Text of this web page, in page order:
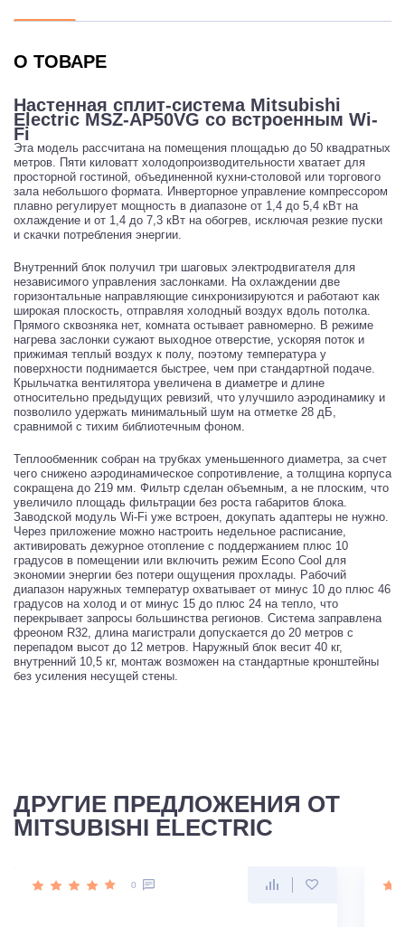
О ТОВАРЕ
Настенная сплит-система Mitsubishi
Electric MSZ-AP50VG со встроенным Wi-
Fi
Эта модель рассчитана на помещения площадью до 50 квадратных
метров. Пяти киловатт холодопроизводительности хватает для
просторной гостиной, объединенной кухни-столовой или торгового
зала небольшого формата. Инверторное управление компрессором
плавно регулирует мощность в диапазоне от 1,4 до 5,4 кВт на
охлаждение и от 1,4 до 7,3 кВт на обогрев, исключая резкие пуски
и скачки потребления энергии.
Внутренний блок получил три шаговых электродвигателя для
независимого управления заслонками. На охлаждении две
горизонтальные направляющие синхронизируются и работают как
широкая плоскость, отправляя холодный воздух вдоль потолка.
Прямого сквозняка нет, комната остывает равномерно. В режиме
нагрева заслонки сужают выходное отверстие, ускоряя поток и
прижимая теплый воздух к полу, поэтому температура у
поверхности поднимается быстрее, чем при стандартной подаче.
Крыльчатка вентилятора увеличена в диаметре и длине
относительно предыдущих ревизий, что улучшило аэродинамику и
позволило удержать минимальный шум на отметке 28 дБ,
сравнимой с тихим библиотечным фоном.
Теплообменник собран на трубках уменьшенного диаметра, за счет
чего снижено аэродинамическое сопротивление, а толщина корпуса
сокращена до 219 мм. Фильтр сделан объемным, а не плоским, что
увеличило площадь фильтрации без роста габаритов блока.
Заводской модуль Wi-Fi уже встроен, докупать адаптеры не нужно.
Через приложение можно настроить недельное расписание,
активировать дежурное отопление с поддержанием плюс 10
градусов в помещении или включить режим Econo Cool для
экономии энергии без потери ощущения прохлады. Рабочий
диапазон наружных температур охватывает от минус 10 до плюс 46
градусов на холод и от минус 15 до плюс 24 на тепло, что
перекрывает запросы большинства регионов. Система заправлена
фреоном R32, длина магистрали допускается до 20 метров с
перепадом высот до 12 метров. Наружный блок весит 40 кг,
внутренний 10,5 кг, монтаж возможен на стандартные кронштейны
без усиления несущей стены.
ДРУГИЕ ПРЕДЛОЖЕНИЯ ОТ
MITSUBISHI ELECTRIC
0